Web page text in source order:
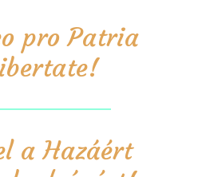
pro Patria
a Hazáért